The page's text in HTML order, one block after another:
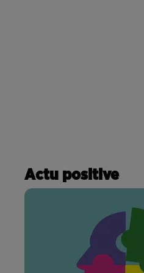
Actu positive